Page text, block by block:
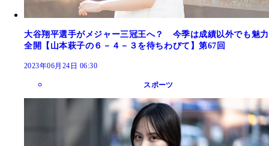
大谷翔平選手がメジャー三冠王へ？ 今季は成績以外でも魅力
全開【山本萩子の６－４－３を待ちわびて】第67回
2023年06月24日 06:30
スポーツ